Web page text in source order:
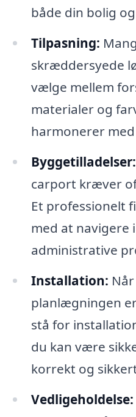
både din bolig
Tilpasning:
skræddersyede
vælge mellem
materialer og
harmonerer
Byggetilladelser:
carport kræver
Et professionelt
med at navigere
administrative
Installation:
planlægningen
stå for
du kan være
korrekt og
Vedligeholdelse: